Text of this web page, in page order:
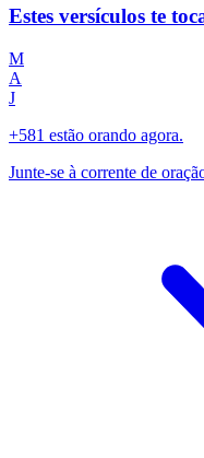
Estes versículos te
M
A
J
+581 estão orando agora.
Junte-se à corrente de